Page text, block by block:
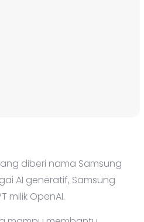
diberi nama Samsung
AI generatif, Samsung
milik OpenAI.